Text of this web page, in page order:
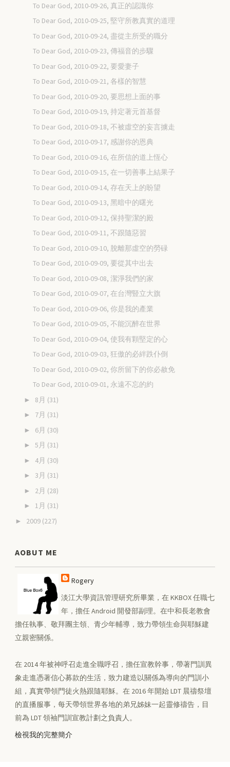
To Dear God, 2010-09-26, 真正的認識你
To Dear God, 2010-09-25, 堅守所教真實的道理
To Dear God, 2010-09-24, 盡從主所受的職分
To Dear God, 2010-09-23, 傳福音的步驟
To Dear God, 2010-09-22, 要愛妻子
To Dear God, 2010-09-21, 各樣的智慧
To Dear God, 2010-09-20, 要思想上面的事
To Dear God, 2010-09-19, 持定著元首基督
To Dear God, 2010-09-18, 不被虛空的妄言擄走
To Dear God, 2010-09-17, 感謝你的恩典
To Dear God, 2010-09-16, 在所信的道上恆心
To Dear God, 2010-09-15, 在一切善事上結果子
To Dear God, 2010-09-14, 存在天上的盼望
To Dear God, 2010-09-13, 黑暗中的曙光
To Dear God, 2010-09-12, 保持聖潔的殿
To Dear God, 2010-09-11, 不跟隨惡習
To Dear God, 2010-09-10, 脫離那虛空的勞碌
To Dear God, 2010-09-09, 要從其中出去
To Dear God, 2010-09-08, 潔淨我們的家
To Dear God, 2010-09-07, 在台灣豎立大旗
To Dear God, 2010-09-06, 你是我的產業
To Dear God, 2010-09-05, 不能沉醉在世界
To Dear God, 2010-09-04, 使我有顆堅定的心
To Dear God, 2010-09-03, 狂傲的必絆跌仆倒
To Dear God, 2010-09-02, 你所留下的你必赦免
To Dear God, 2010-09-01, 永遠不忘的約
► 8月 (31)
► 7月 (31)
► 6月 (30)
► 5月 (31)
► 4月 (30)
► 3月 (31)
► 2月 (28)
► 1月 (31)
► 2009 (227)
AOBUT ME
Rogery
淡江大學資訊管理研究所畢業，在 KKBOX 任職七
年，擔任 Android 開發部副理。在中和長老教會
擔任執事、敬拜團主領、青少年輔導，致力帶領生命與耶穌建
立親密關係。
在 2014 年被神呼召走進全職呼召，擔任宣教幹事，帶著門訓異
象走進憑著信心募款的生活，致力建造以關係為導向的門訓小
組，真實帶領門徒火熱跟隨耶穌。在 2016 年開始 LDT 晨禱祭壇
的直播服事，每天帶領世界各地的弟兄姊妹一起靈修禱告，目
前為 LDT 領袖門訓宣教計劃之負責人。
檢視我的完整簡介